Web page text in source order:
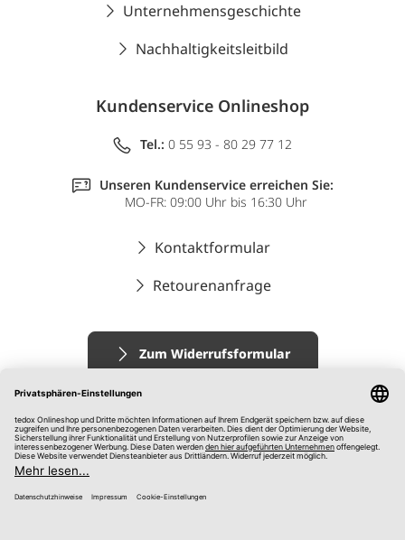
Unternehmensgeschichte
Nachhaltigkeitsleitbild
Kundenservice Onlineshop
Tel.: 0 55 93 - 80 29 77 12
Unseren Kundenservice erreichen Sie:
MO-FR: 09:00 Uhr bis 16:30 Uhr
Kontaktformular
Retourenanfrage
Zum Widerrufsformular
Impressum
AGB
Datenschutz